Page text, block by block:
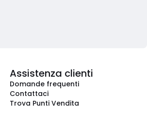
Assistenza clienti
Domande frequenti
Contattaci
Trova Punti Vendita